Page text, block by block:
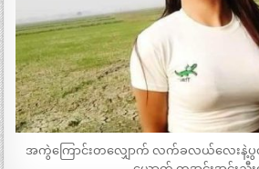
အကွဲကြောင်းတလျှောက် လက်ခလယ်လေးနဲ့ပွ